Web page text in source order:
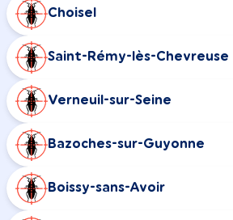
Choisel
Saint-Rémy-lès-Chevreuse
Verneuil-sur-Seine
Bazoches-sur-Guyonne
Boissy-sans-Avoir